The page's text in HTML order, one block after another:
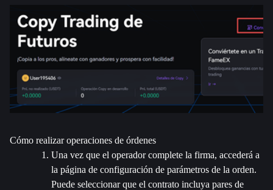
Cómo realizar operaciones de órdenes
Una vez que el operador complete la firma, accederá a
la página de configuración de parámetros de la orden.
Puede seleccionar que el contrato incluya pares de